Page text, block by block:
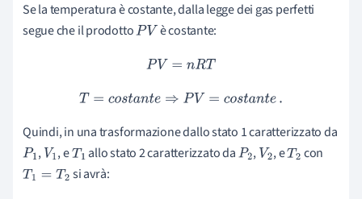
Se la temperatura è costante, dalla legge dei gas perfetti
segue che il prodottoPV è costante:
PV=nRT
T=costan te⇒ PV=c ost ante.
Quindi, in una trasformazione dallo stato 1 caratterizzato da
P1, V1, eT1 allo stato 2caratterizzato daP2, V2, eT2con
T1 =T2
si avrà: